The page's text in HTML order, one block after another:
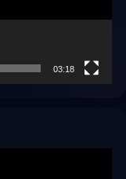
03:18